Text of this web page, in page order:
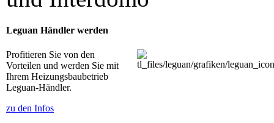
Leguan Händler werden
Profitieren Sie von den
Vorteilen und werden Sie mit
Ihrem Heizungsbaubetrieb
Leguan-Händler.
zu den Infos